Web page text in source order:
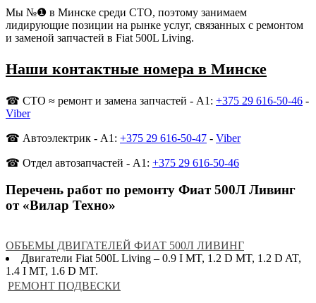
Мы №❶ в Минске среди СТО, поэтому занимаем
лидирующие позиции на рынке услуг, связанных с ремонтом
и заменой запчастей в Fiat 500L Living.
Наши контактные номера в Минске
☎ СТО ≈ ремонт и замена запчастей - A1: +375 29 616-50-46 -
Viber
☎ Автоэлектрик - A1: +375 29 616-50-47 - Viber
☎ Отдел автозапчастей - A1: +375 29 616-50-46
Перечень работ по ремонту Фиат 500Л Ливинг
от «Вилар Техно»
ОБЪЕМЫ ДВИГАТЕЛЕЙ ФИАТ 500Л ЛИВИНГ
Двигатели Fiat 500L Living – 0.9 I MT, 1.2 D MT, 1.2 D AT,
1.4 I MT, 1.6 D MT.
РЕМОНТ ПОДВЕСКИ